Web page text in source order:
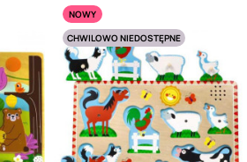
NOWY
CHWILOWO NIEDOSTĘPNE